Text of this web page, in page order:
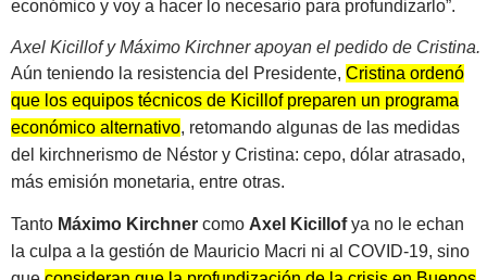
económico y voy a hacer lo necesario para profundizarlo”.
Axel Kicillof y Máximo Kirchner apoyan el pedido de Cristina.
Aún teniendo la resistencia del Presidente, Cristina ordenó
que los equipos técnicos de Kicillof preparen un programa
económico alternativo, retomando algunas de las medidas
del kirchnerismo de Néstor y Cristina: cepo, dólar atrasado,
más emisión monetaria, entre otras.
Tanto Máximo Kirchner como Axel Kicillofya no le echan
la culpa a la gestión de Mauricio Macri ni al COVID-19, sino